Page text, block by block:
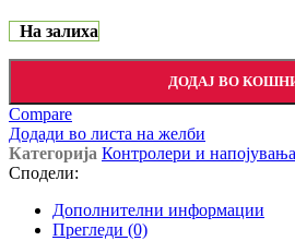
На залиха
ДОДАЈ ВО
Compare
Додади во листа на желби
Категорија Контролери и напојувања
Сподели:
Дополнителни информации
Прегледи (0)